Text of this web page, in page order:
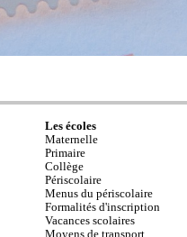
Les écoles
Maternelle
Primaire
Collège
Périscolaire
Menus du périscolaire
Formalités d'inscription
Vacances scolaires
Moyens de transport